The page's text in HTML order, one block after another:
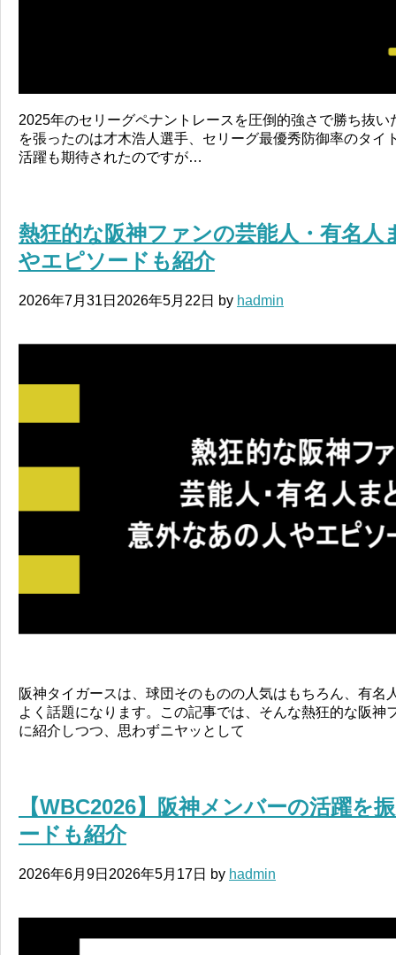
2025年のセリーグペナントレースを圧倒的強さで勝ち抜
を張ったのは才木浩人選手、セリーグ最優秀防御率のタイ
活躍も期待されたのですが…
熱狂的な阪神ファンの芸能人・有名人
やエピソードも紹介
2026年7月31日 2026年5月22日 by hadmin
阪神タイガースは、球団そのものの人気はもちろん、有名
よく話題になります。この記事では、そんな熱狂的な阪神
に紹介しつつ、思わずニヤッとして
【WBC2026】阪神メンバーの活躍を
ードも紹介
2026年6月9日 2026年5月17日 by hadmin